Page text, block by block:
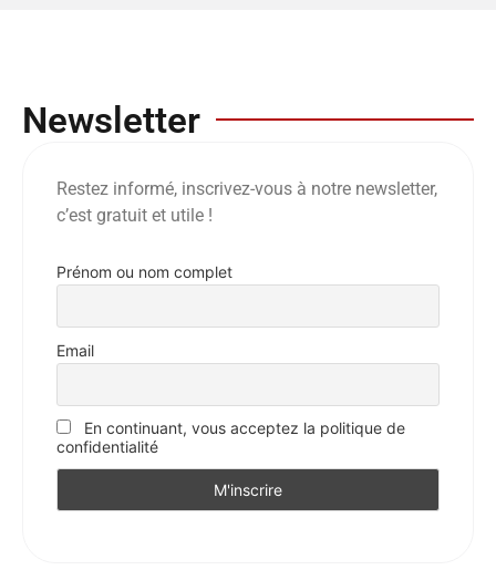
Newsletter
Restez informé, inscrivez-vous à notre newsletter,
c’est gratuit et utile !
Prénom ou nom complet
Email
En continuant, vous acceptez la politique de
confidentialité